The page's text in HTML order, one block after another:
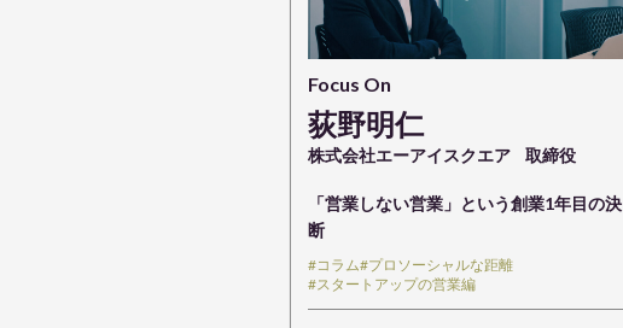
Focus On
荻野明仁
株式会社エーアイスクエア取締役
「営業しない営業」という創業1年目の決
断
#コラム#プロソーシャルな距離
#スタートアップの営業編